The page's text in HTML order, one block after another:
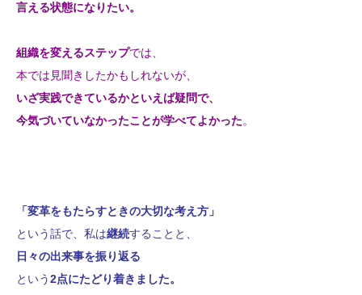
言える状態になりたい。
組織を変えるステップでは、
本では見聞きしたかもしれないが、
いざ実践できているかといえば疑問で、
今気づいていなかったことが学べてよかった。
「変革をもたらすときの大切な考え方」
という話で、 私は継続することと、
日々の出来事を振り返る
という2点にたどり着きました。